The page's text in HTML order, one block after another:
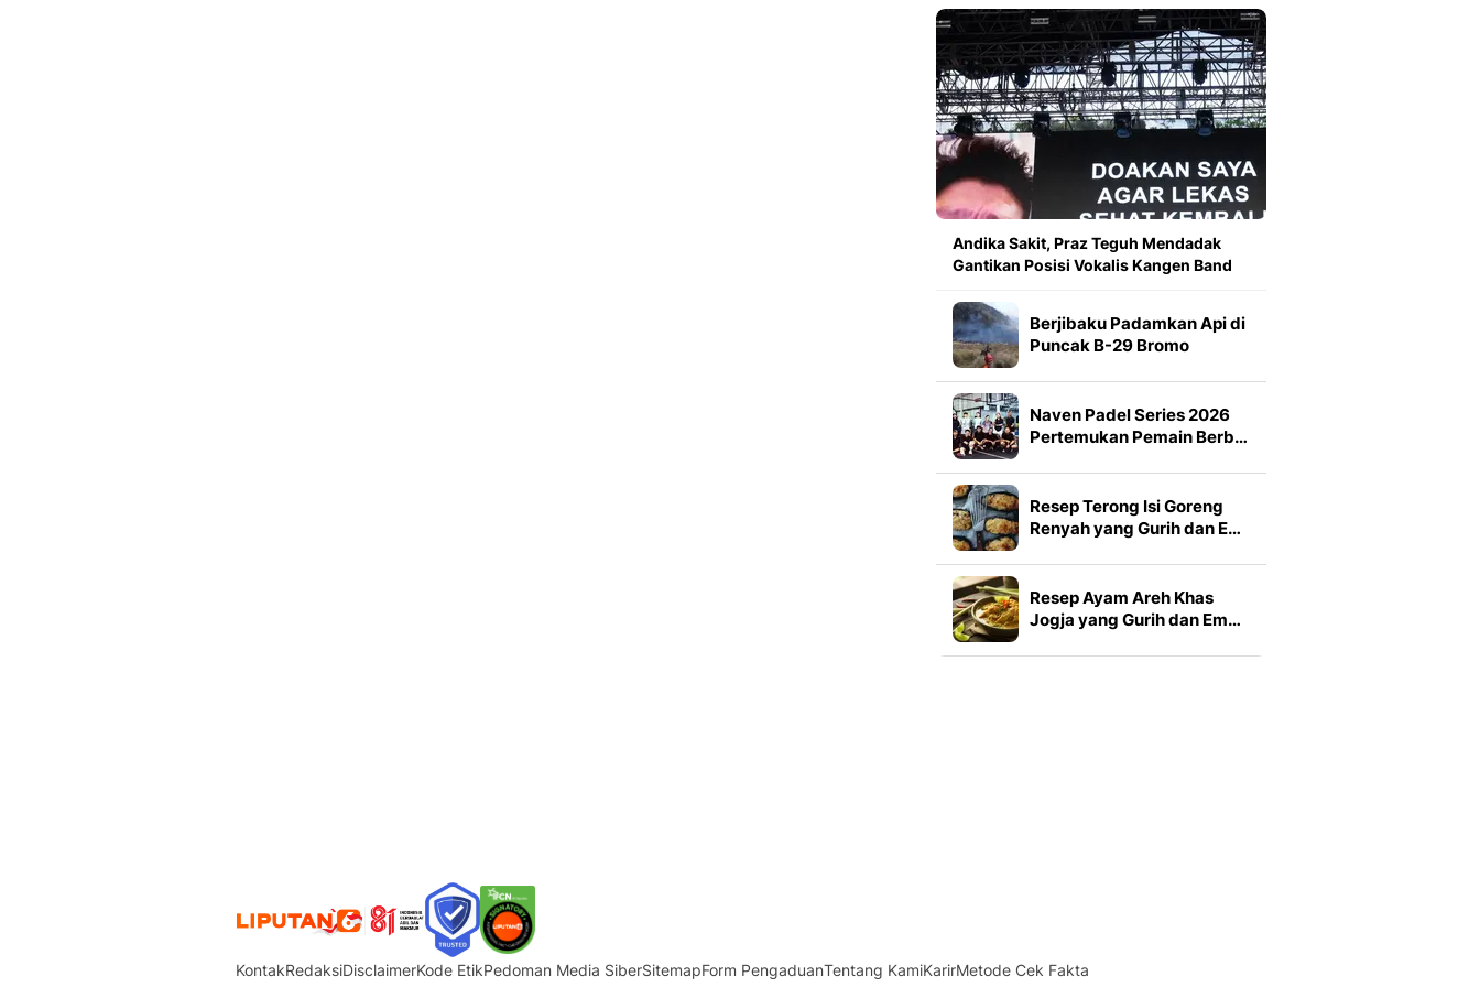
Andika Sakit, Praz Teguh Mendadak
Gantikan Posisi Vokalis Kangen Band
Berjibaku Padamkan Api di
Puncak B-29 Bromo
Naven Padel Series 2026
Pertemukan Pemain Berb…
Resep Terong Isi Goreng
Renyah yang Gurih dan E…
Resep Ayam Areh Khas
Jogja yang Gurih dan Em…
KontakRedaksiDisclaimerKode EtikPedoman Media SiberSitemapForm PengaduanTentang KamiKarirMetode Cek Fakta